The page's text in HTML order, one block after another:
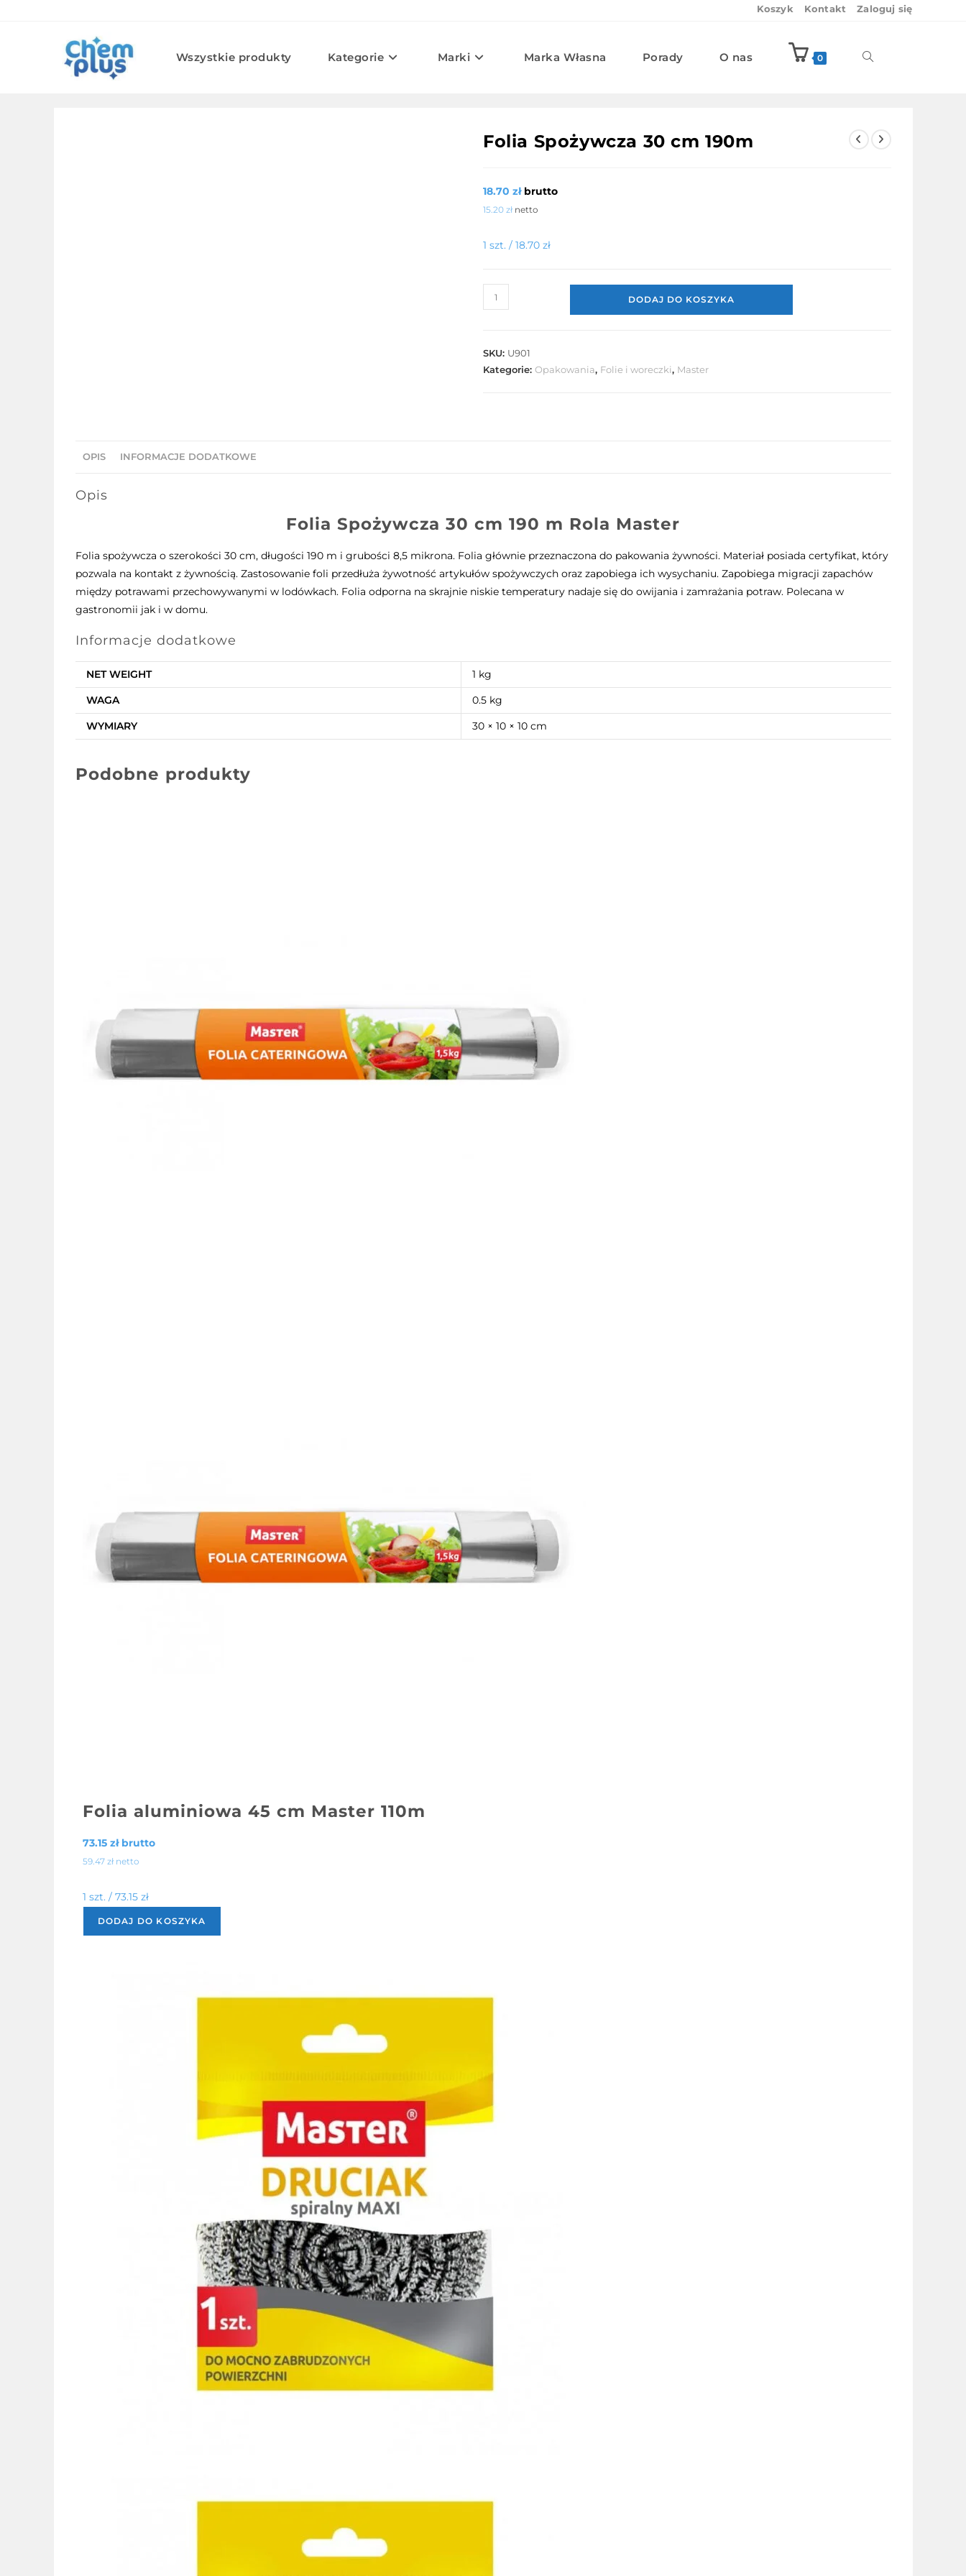
Koszyk Kontakt Zaloguj się
Wszystkie produkty Kategorie Marki Marka Własna Porady O nas 0 Toggle
Folia Spożywcza 30 cm 190m
18.70 złbrutto
15.20 zł netto
1 szt. / 18.70 zł
ilość
Folia
cm
DODAJ DO KOSZYKA
SKU: U901
Kategorie: Opakowania, Folie i woreczki, Master
OPIS INFORMACJE DODATKOWE
Opis
Folia Spożywcza 30 cm 190 m Rola Master
Folia spożywcza o szerokości 30 cm, długości 190 m i grubości 8,5 mikrona. Folia głównie przeznaczona do pakowania żywności. Materiał posiada certyfikat, który
pozwala na kontakt z żywnością. Zastosowanie foli przedłuża żywotność artykułów spożywczych oraz zapobiega ich wysychaniu. Zapobiega migracji zapachów
między potrawami przechowywanymi w lodówkach. Folia odporna na skrajnie niskie temperatury nadaje się do owijania i zamrażania potraw. Polecana w
gastronomii jak i w domu.
Informacje dodatkowe
NET WEIGHT
1 kg
WAGA
0.5 kg
WYMIARY
30 × 10 × 10 cm
Podobne produkty
Folia aluminiowa 45 cm Master 110m
73.15 złbrutto
59.47 złnetto
1 szt. / 73.15 zł
DODAJ DO KOSZYKA